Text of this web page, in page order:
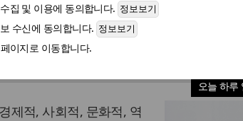
집 및 이용에 동의합니다.
수신에 동의합니다.
이지로 이동합니다.
오늘 하루
제적, 사회적, 문화적, 역